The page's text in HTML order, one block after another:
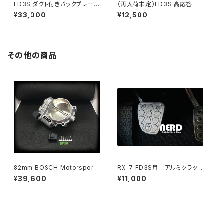
FD3S ダクト付きバックプレー
ト -FD3S Back Plate Front
with Air Duct-
¥33,000
（再入荷未定）FD3S 高応答
吸気温度センサー ( FD3S Hi
ghSpeed IAT )
¥12,500
その他の商品
82mm BOSCH Motorsport
Electronic Throttle Body
¥39,600
RX-7 FD3S用 アルミクラッチ
ペダルカバー （ハイリフト15m
m）
¥11,000